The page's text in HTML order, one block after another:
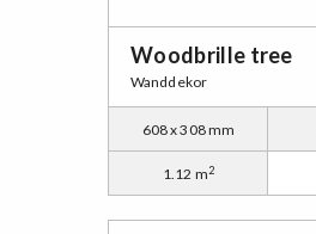
Woodbrille tree
Wanddekor
608 x 308 mm
1.12 m2